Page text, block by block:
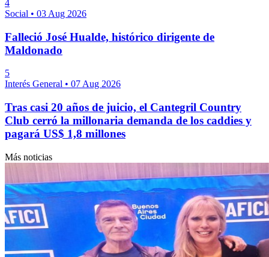
4
Social • 03 Aug 2026
Falleció José Hualde, histórico dirigente de
Maldonado
5
Interés General • 07 Aug 2026
Tras casi 20 años de juicio, el Cantegril Country
Club cerró la millonaria demanda de los caddies y
pagará US$ 1,8 millones
Más noticias